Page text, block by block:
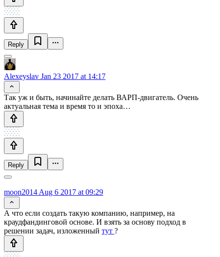
Reply
Alexeyslav Jan 23 2017 at 14:17
Так уж и быть, начинайте делать ВАРП-двигатель. Очень
актуальная тема и время то и эпоха…
Reply
moon2014 Aug 6 2017 at 09:29
А что если создать такую компанию, например, на
краудфандинговой основе. И взять за основу подход в
решении задач, изложенный тут ?